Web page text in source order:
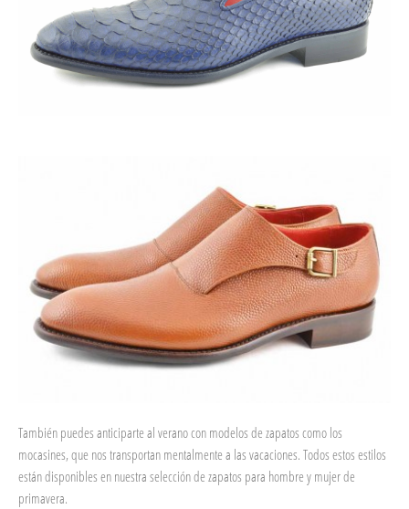
También puedes anticiparte al verano con modelos de zapatos como los
mocasines, que nos transportan mentalmente a las vacaciones. Todos estos estilos
están disponibles en nuestra selección de zapatos para hombre y mujer de
primavera.